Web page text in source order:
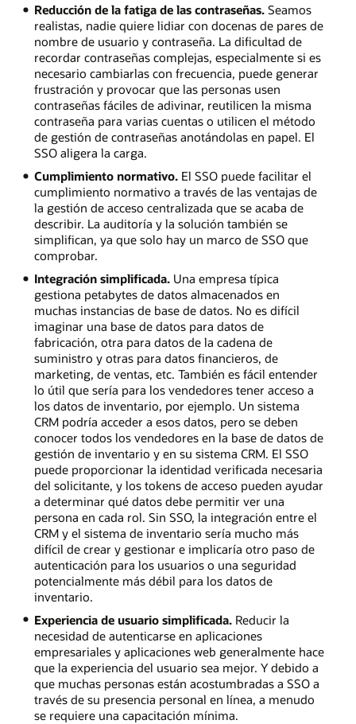
Reducción de la fatiga de las contraseñas.Seamos
realistas, nadie quiere lidiar con docenas de pares de
nombre de usuario y contraseña. La dificultad de
recordar contraseñas complejas, especialmente si es
necesario cambiarlas con frecuencia, puede generar
frustración y provocar que las personas usen
contraseñas fáciles de adivinar, reutilicen la misma
contraseña para varias cuentas o utilicen el método
de gestión de contraseñas anotándolas en papel. El
SSO aligera la carga.
Cumplimiento normativo.El SSO puede facilitar el
cumplimiento normativo a través de las ventajas de
la gestión de acceso centralizada que se acaba de
describir. La auditoría y la solución también se
simplifican, ya que solo hay un marco de SSO que
comprobar.
Integración simplificada.Una empresa típica
gestiona petabytes de datos almacenados en
muchas instancias de base de datos. No es difícil
imaginar una base de datos para datos de
fabricación, otra para datos de la cadena de
suministro y otras para datos financieros, de
marketing, de ventas, etc. También es fácil entender
lo útil que sería para los vendedores tener acceso a
los datos de inventario, por ejemplo. Un sistema
CRM podría acceder a esos datos, pero se deben
conocer todos los vendedores en la base de datos de
gestión de inventario y en su sistema CRM. El SSO
puede proporcionar la identidad verificada necesaria
del solicitante, y los tokens de acceso pueden ayudar
a determinar qué datos debe permitir ver una
persona en cada rol. Sin SSO, la integración entre el
CRM y el sistema de inventario sería mucho más
difícil de crear y gestionar e implicaría otro paso de
autenticación para los usuarios o una seguridad
potencialmente más débil para los datos de
inventario.
Experiencia de usuario simplificada.Reducir la
necesidad de autenticarse en aplicaciones
empresariales y aplicaciones web generalmente hace
que la experiencia del usuario sea mejor. Y debido a
que muchas personas están acostumbradas a SSO a
través de su presencia personal en línea, a menudo
se requiere una capacitación mínima.